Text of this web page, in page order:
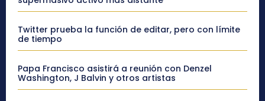
Twitter prueba la función de editar, pero con límite
de tiempo
Papa Francisco asistirá a reunión con Denzel
Washington, J Balvin y otros artistas